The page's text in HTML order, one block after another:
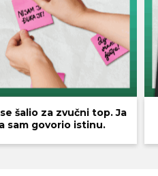
šalio za zvučni top. Ja
sam govorio istinu.